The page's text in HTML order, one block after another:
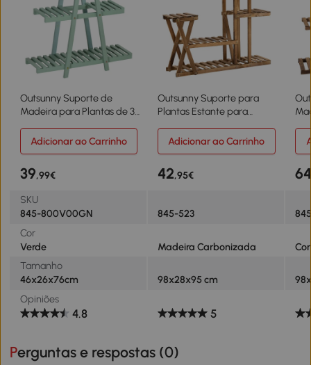
Outsunny Suporte de
Madeira para Plantas de 3
de Plantas para Interior
Exterior 46x26x76cm
Outsunny Suporte para
Plantas Estante para
Níveis para Interior Exterior
98x28x95 cm Madeira
Adicionar ao Carrinho Adicionar ao Carrinho
39,99€ 42,95€
SKU
845-800V00GN
845-523
Cor
Verde
Madeira Carbonizada
Tamanho
46x26x76cm
98x28x95 cm
Opiniões
4.8 5
Perguntas e respostas (0)